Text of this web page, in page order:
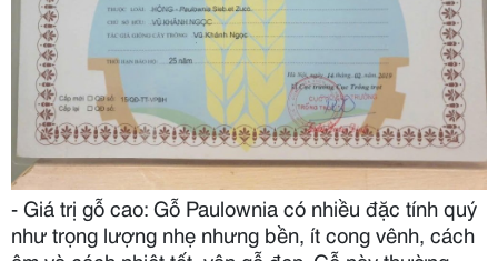
- Giá trị gỗ cao: Gỗ Paulownia có nhiều đặc tính quý
như trọng lượng nhẹ nhưng bền, ít cong vênh, cách